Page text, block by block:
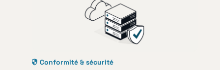
Conformité & sécurité